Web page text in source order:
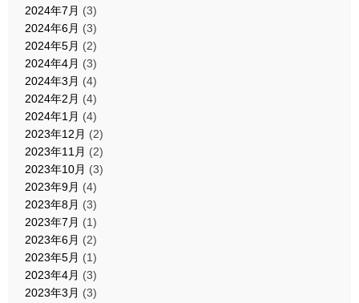
2024年7月 (3)
2024年6月 (3)
2024年5月 (2)
2024年4月 (3)
2024年3月 (4)
2024年2月 (4)
2024年1月 (4)
2023年12月 (2)
2023年11月 (2)
2023年10月 (3)
2023年9月 (4)
2023年8月 (3)
2023年7月 (1)
2023年6月 (2)
2023年5月 (1)
2023年4月 (3)
2023年3月 (3)